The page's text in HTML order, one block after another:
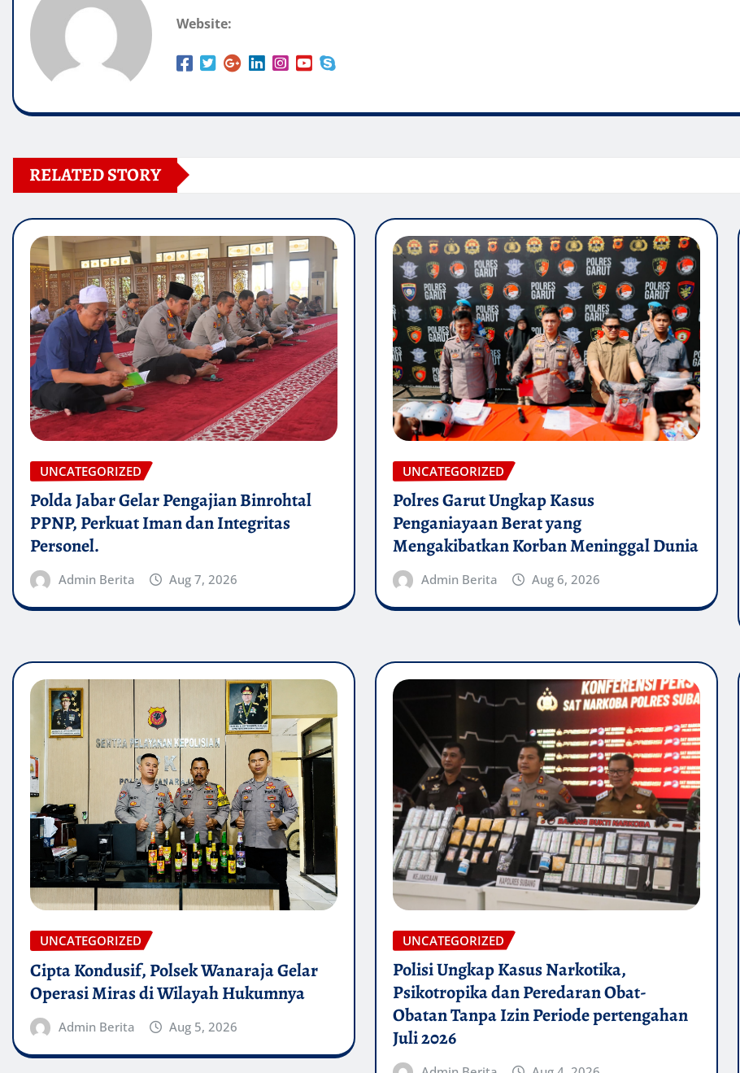
Website:
RELATED STORY
UNCATEGORIZED
Polda Jabar Gelar Pengajian Binrohtal
PPNP, Perkuat Iman dan Integritas
Personel.
Admin Berita Aug 7, 2026
UNCATEGORIZED
Polres Garut Ungkap Kasus
Penganiayaan Berat yang
Mengakibatkan Korban Meninggal Dunia
Admin Berita Aug 6, 2026
UNCATEGORIZED
Cipta Kondusif, Polsek Wanaraja Gelar
Operasi Miras di Wilayah Hukumnya
Admin Berita Aug 5, 2026
UNCATEGORIZED
Polisi Ungkap Kasus Narkotika,
Psikotropika dan Peredaran Obat-
Obatan Tanpa Izin Periode pertengahan
Juli 2026